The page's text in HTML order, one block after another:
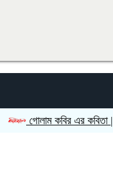
গোলাম কবির এর কবিতা || একটা